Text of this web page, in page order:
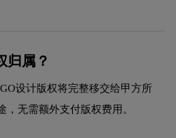
归属？
设计版权将完整移交给甲方所
无需额外支付版权费用。